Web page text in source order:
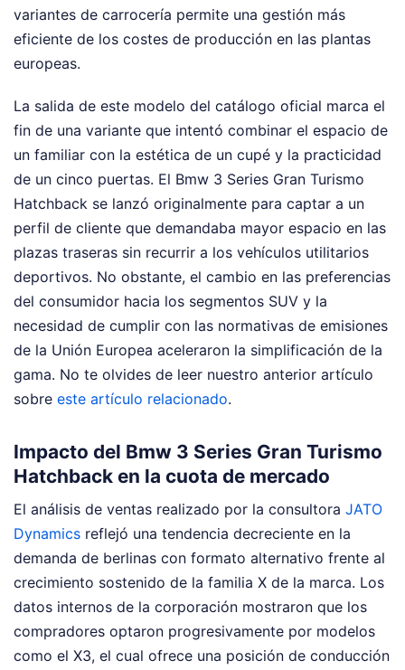
variantes de carrocería permite una gestión más
eficiente de los costes de producción en las plantas
europeas.
La salida de este modelo del catálogo oficial marca el
fin de una variante que intentó combinar el espacio de
un familiar con la estética de un cupé y la practicidad
de un cinco puertas. El Bmw 3 Series Gran Turismo
Hatchback se lanzó originalmente para captar a un
perfil de cliente que demandaba mayor espacio en las
plazas traseras sin recurrir a los vehículos utilitarios
deportivos. No obstante, el cambio en las preferencias
del consumidor hacia los segmentos SUV y la
necesidad de cumplir con las normativas de emisiones
de la Unión Europea aceleraron la simplificación de la
gama. No te olvides de leer nuestro anterior artículo
sobre este artículo relacionado.
Impacto del Bmw 3 Series Gran Turismo
Hatchback en la cuota de mercado
El análisis de ventas realizado por la consultora JATO
Dynamics reflejó una tendencia decreciente en la
demanda de berlinas con formato alternativo frente al
crecimiento sostenido de la familia X de la marca. Los
datos internos de la corporación mostraron que los
compradores optaron progresivamente por modelos
como el X3, el cual ofrece una posición de conducción